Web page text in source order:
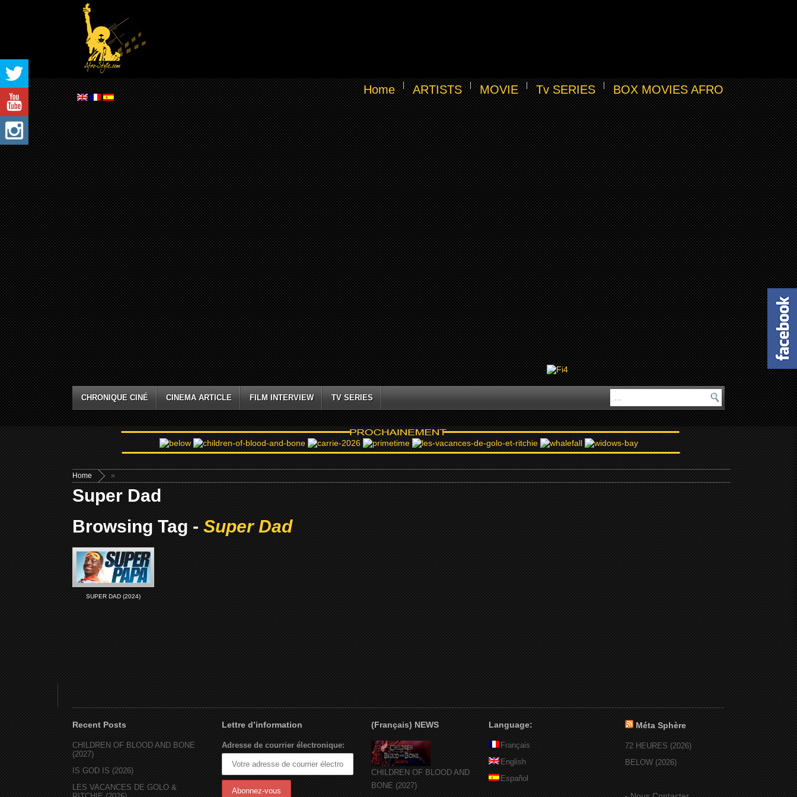
Home ARTISTS MOVIE Tv SERIES BOX MOVIES AFRO
CHRONIQUE CINÉ CINEMA ARTICLE FILM INTERVIEW TV SERIES
Home »
Super Dad
Browsing Tag -Super Dad
SUPER DAD (2024)
Recent Posts
CHILDREN OF BLOOD AND BONE
(2027)
IS GOD IS (2026)
LES VACANCES DE GOLO &
Lettre d’information
Adresse de courrier électronique:
(Français) NEWS
CHILDREN OF BLOOD AND
BONE (2027)
Language:
Français
English
Español
Méta Sphère
72 HEURES (2026)
BELOW (2026)